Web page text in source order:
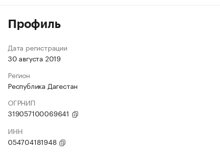
Профиль
Дата регистрации
30 августа 2019
Регион
Республика Дагестан
ОГРНИП
319057100069641
ИНН
054704181948